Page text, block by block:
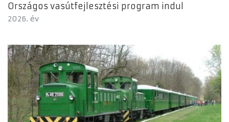
Országos vasútfejlesztési program indul
2026. év